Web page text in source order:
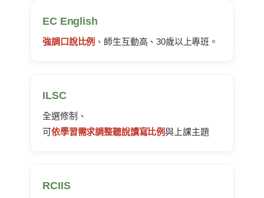
EC English
強調口說比例 、師生互動高、30歲以上專班。
ILSC
全選修制、
可依學習需求調整聽說讀寫比例與上課主題
RCIIS